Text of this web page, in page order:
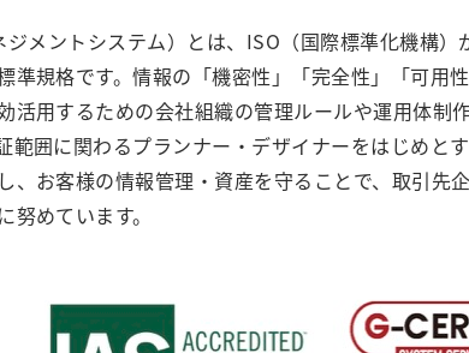
メントシステム）とは、ISO（国際標準化機構
準規格です。情報の「機密性」「完全性」「可用
活用するための会社組織の管理ルールや運用体制
範囲に関わるプランナー・デザイナーをはじめと
、お客様の情報管理・資産を守ることで、取引先
めています。